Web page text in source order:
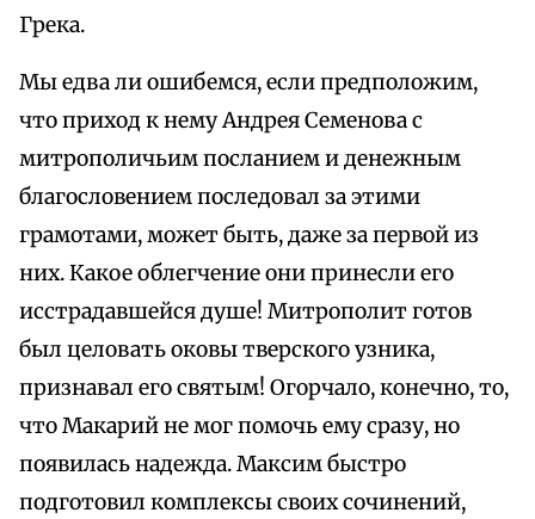
Грека.
Мы едва ли ошибемся, если предположим,
что приход к нему Андрея Семенова с
митрополичьим посланием и денежным
благословением последовал за этими
грамотами, может быть, даже за первой из
них. Какое облегчение они принесли его
исстрадавшейся душе! Митрополит готов
был целовать оковы тверского узника,
признавал его святым! Огорчало, конечно, то,
что Макарий не мог помочь ему сразу, но
появилась надежда. Максим быстро
подготовил комплексы своих сочинений,